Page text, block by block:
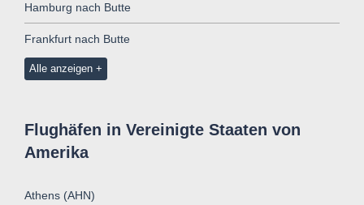
Hamburg nach Butte
Frankfurt nach Butte
Alle anzeigen
Flughäfen in Vereinigte Staaten von
Amerika
Athens (AHN)